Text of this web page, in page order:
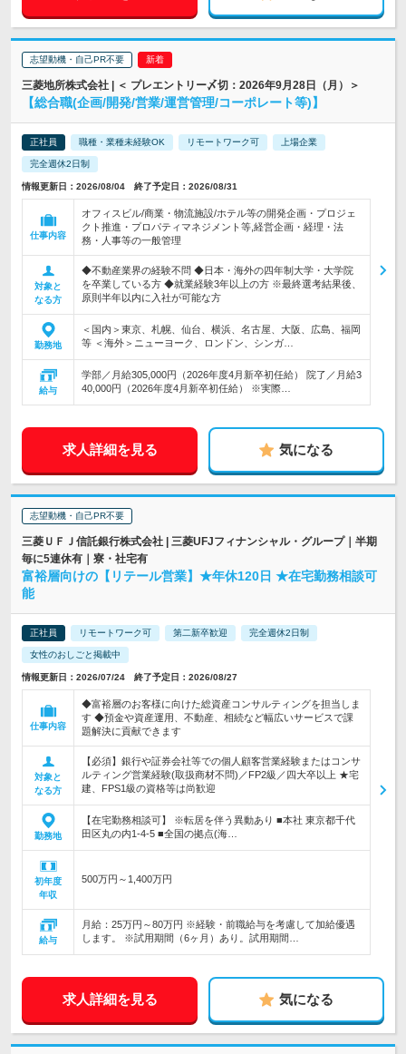
志望動機・自己PR不要
三菱地所株式会社 | ＜ プレエントリー〆切：2026年9月28日（月）＞
【総合職(企画/開発/営業/運営管理/コーポレート等)】
正社員 職種・業種未経験OK リモートワーク可 上場企業
完全週休2日制
情報更新日：2026/08/04 終了予定日：2026/08/31
仕事内容
オフィスビル/商業・物流施設/ホテル等の開発企画・プロジェ
クト推進・プロパティマネジメント等,経営企画・経理・法
務・人事等の一般管理
対象と
なる方
◆不動産業界の経験不問 ◆日本・海外の四年制大学・大学院
を卒業している方 ◆就業経験3年以上の方 ※最終選考結果後、
原則半年以内に入社が可能な方
勤務地
＜国内＞東京、札幌、仙台、横浜、名古屋、大阪、広島、福岡
等 ＜海外＞ニューヨーク、ロンドン、シンガ…
給与
学部／月給305,000円（2026年度4月新卒初任給） 院了／月給3
40,000円（2026年度4月新卒初任給） ※実際…
求人詳細を見る 気になる
志望動機・自己PR不要
三菱ＵＦＪ信託銀行株式会社 | 三菱UFJフィナンシャル・グループ｜半期
毎に5連休有｜寮・社宅有
富裕層向けの【リテール営業】★年休120日 ★在宅勤務相談可
能
正社員 リモートワーク可 第二新卒歓迎 完全週休2日制
女性のおしごと掲載中
情報更新日：2026/07/24 終了予定日：2026/08/27
仕事内容
◆富裕層のお客様に向けた総資産コンサルティングを担当しま
す ◆預金や資産運用、不動産、相続など幅広いサービスで課
題解決に貢献できます
対象と
なる方
【必須】銀行や証券会社等での個人顧客営業経験またはコンサ
ルティング営業経験(取扱商材不問)／FP2級／四大卒以上 ★宅
建、FPS1級の資格等は尚歓迎
勤務地
【在宅勤務相談可】 ※転居を伴う異動あり ■本社 東京都千代
田区丸の内1-4-5 ■全国の拠点(海…
初年度
年収
500万円～1,400万円
給与
月給：25万円～80万円 ※経験・前職給与を考慮して加給優遇
します。 ※試用期間（6ヶ月）あり。試用期間…
求人詳細を見る 気になる